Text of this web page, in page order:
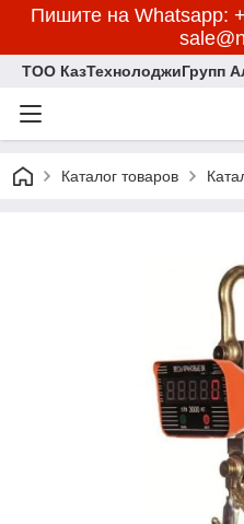
Пишите на Whatsapp:
ТОО КазТехнолоджиГрупп
Каталог товаров